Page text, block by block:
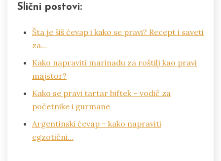
Slični postovi:
Šta je šiš ćevap i kako se pravi? Recept i saveti
za…
Kako napraviti marinadu za roštilj kao pravi
majstor?
Kako se pravi tartar biftek – vodič za
početnike i gurmane
Argentinski ćevap – kako napraviti
egzotični…